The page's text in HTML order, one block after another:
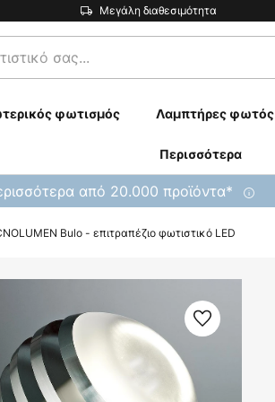
Μεγάλη διαθεσιμότητα
φωτισμός Λαμπτήρες φωτός
Περισσότερα
από 20.000 προϊόντα*
Bulo - επιτραπέζιο φωτιστικό LED